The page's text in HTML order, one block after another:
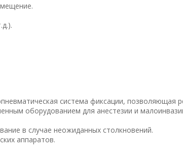
система фиксации, позволяющая
оборудованием для анестезии и
в случае неожиданных столкновений.
аппаратов.